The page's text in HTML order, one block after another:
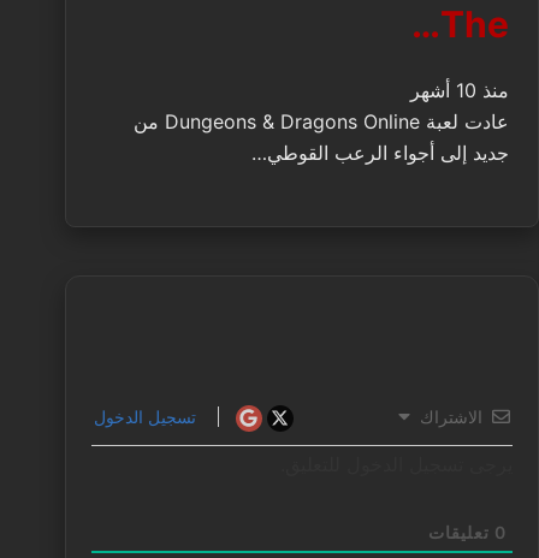
The…
منذ 10 أشهر
عادت لعبة Dungeons & Dragons Online من
جديد إلى أجواء الرعب القوطي…
الاشتراك تسجيل الدخول
0 تعليقات